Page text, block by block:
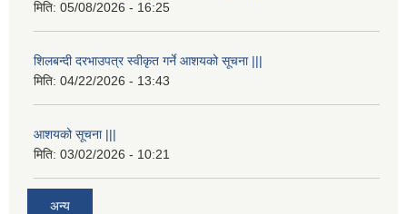
मिति: 05/08/2026 - 16:25
शिलबन्दी दरभाउपत्र स्वीकृत गर्ने आशयको सूचना |||
मिति: 04/22/2026 - 13:43
आशयको सूचना |||
मिति: 03/02/2026 - 10:21
अन्य